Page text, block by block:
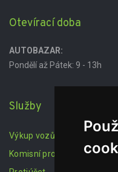
Otevírací doba
AUTOBAZAR:
Pondělí až Pátek: 9 - 13h
Služby
Výkup vozů
Komisní prodej